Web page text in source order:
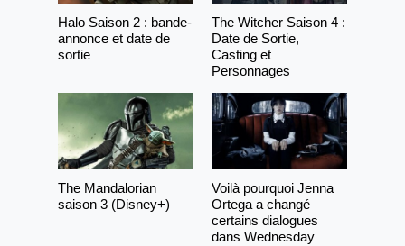
Halo Saison 2 : bande-
annonce et date de
sortie
The Witcher Saison 4 :
Date de Sortie,
Casting et
Personnages
The Mandalorian
saison 3 (Disney+)
Voilà pourquoi Jenna
Ortega a changé
certains dialogues
dans Wednesday